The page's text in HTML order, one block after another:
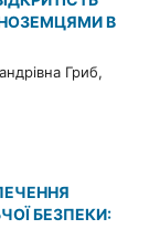
В
Гриб,
БЕЗПЕКИ: